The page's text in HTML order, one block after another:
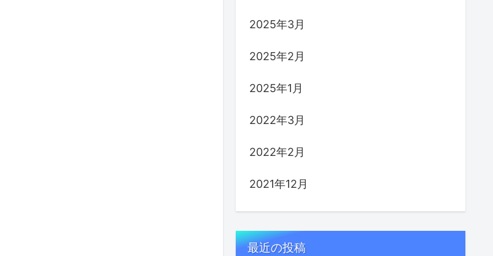
2025年3月
2025年2月
2025年1月
2022年3月
2022年2月
2021年12月
最近の投稿